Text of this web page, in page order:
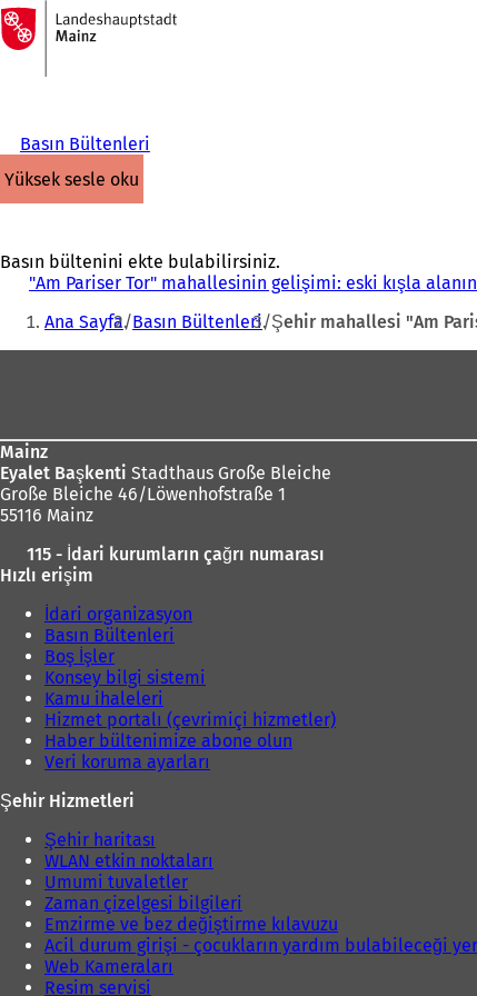
İçeriğe atla
Ana
sayfaya
Basın Bültenleri
yüksek sesle oku
Basın bültenini ekte bulabilirsiniz.
"Am Pariser Tor" mahallesinin gelişimi: eski kışla
Buradasınız:
Ana Sayfa Basın Bültenleri Şehir mahallesi "Am
Mainz
Eyalet Başkenti Stadthaus Große Bleiche
Große Bleiche 46/Löwenhofstraße 1
55116 Mainz
115 - İdari kurumların çağrı numarası
Hızlı erişim
İdari organizasyon
Basın Bültenleri
Boş İşler
Konsey bilgi sistemi
Kamu ihaleleri
Hizmet portalı (çevrimiçi hizmetler)
Haber bültenimize abone olun
Veri koruma ayarları
Şehir Hizmetleri
Şehir haritası
WLAN etkin noktaları
Umumi tuvaletler
Zaman çizelgesi bilgileri
Emzirme ve bez değiştirme kılavuzu
Acil durum girişi - çocukların yardım bulabileceği yer
Web Kameraları
Resim servisi